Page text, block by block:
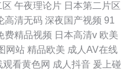
区 午夜理论片 日本第二片区
高清无码 深夜国产视频 91
费精品视频 日本高清v 欧美
网站 精品欧美 成人AV在线
观看黄色网 成人抖音 爰上碰